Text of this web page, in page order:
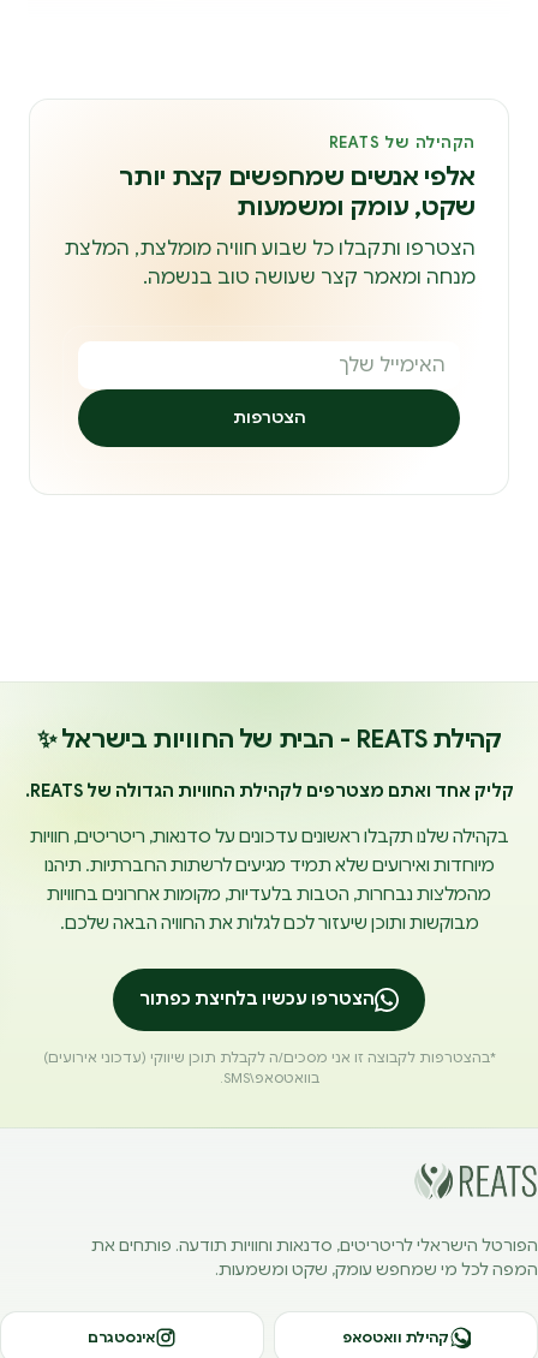
הקהילה של REATS
אלפי אנשים שמחפשים קצת יותר
שקט, עומק ומשמעות
הצטרפו ותקבלו כל שבוע חוויה מומלצת, המלצת
מנחה ומאמר קצר שעושה טוב בנשמה.
הצטרפות
קהילת REATS - הבית של החוויות בישראל ✨
קליק אחד ואתם מצטרפים לקהילת החוויות הגדולה של REATS.
בקהילה שלנו תקבלו ראשונים עדכונים על סדנאות, ריטריטים, חוויות
מיוחדות ואירועים שלא תמיד מגיעים לרשתות החברתיות. תיהנו
מהמלצות נבחרות, הטבות בלעדיות, מקומות אחרונים בחוויות
מבוקשות ותוכן שיעזור לכם לגלות את החוויה הבאה שלכם.
הצטרפו עכשיו בלחיצת כפתור
*בהצטרפות לקבוצה זו אני מסכים/ה לקבלת תוכן שיווקי (עדכוני אירועים)
בוואטסאפ\SMS.
הפורטל הישראלי לריטריטים, סדנאות וחוויות תודעה. פותחים את
המפה לכל מי שמחפש עומק, שקט ומשמעות.
קהילת וואטסאפ אינסטגרם